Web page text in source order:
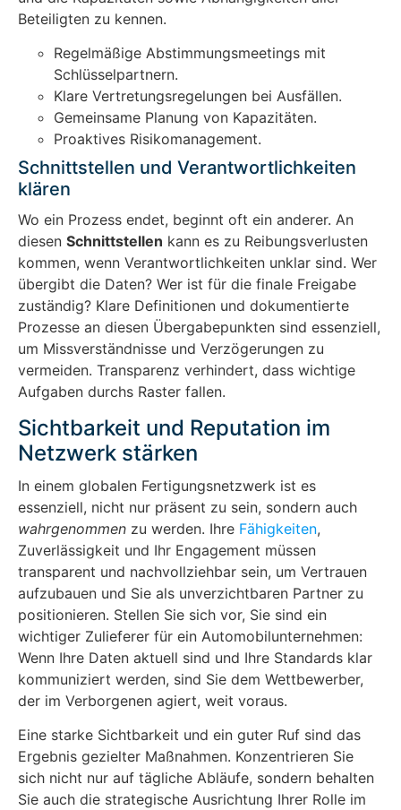
Beteiligten zu kennen.
Regelmäßige Abstimmungsmeetings mit
Schlüsselpartnern.
Klare Vertretungsregelungen bei Ausfällen.
Gemeinsame Planung von Kapazitäten.
Proaktives Risikomanagement.
Schnittstellen und Verantwortlichkeiten
klären
Wo ein Prozess endet, beginnt oft ein anderer. An
diesen Schnittstellen kann es zu Reibungsverlusten
kommen, wenn Verantwortlichkeiten unklar sind. Wer
übergibt die Daten? Wer ist für die finale Freigabe
zuständig? Klare Definitionen und dokumentierte
Prozesse an diesen Übergabepunkten sind essenziell,
um Missverständnisse und Verzögerungen zu
vermeiden. Transparenz verhindert, dass wichtige
Aufgaben durchs Raster fallen.
Sichtbarkeit und Reputation im
Netzwerk stärken
In einem globalen Fertigungsnetzwerk ist es
essenziell, nicht nur präsent zu sein, sondern auch
wahrgenommen zu werden. Ihre Fähigkeiten,
Zuverlässigkeit und Ihr Engagement müssen
transparent und nachvollziehbar sein, um Vertrauen
aufzubauen und Sie als unverzichtbaren Partner zu
positionieren. Stellen Sie sich vor, Sie sind ein
wichtiger Zulieferer für ein Automobilunternehmen:
Wenn Ihre Daten aktuell sind und Ihre Standards klar
kommuniziert werden, sind Sie dem Wettbewerber,
der im Verborgenen agiert, weit voraus.
Eine starke Sichtbarkeit und ein guter Ruf sind das
Ergebnis gezielter Maßnahmen. Konzentrieren Sie
sich nicht nur auf tägliche Abläufe, sondern behalten
Sie auch die strategische Ausrichtung Ihrer Rolle im